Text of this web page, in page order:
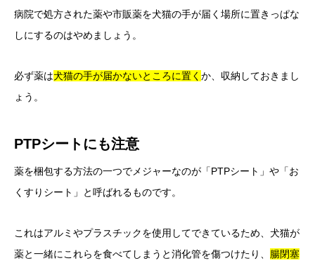
病院で処方された薬や市販薬を犬猫の手が届く場所に置きっぱな
しにするのはやめましょう。
必ず薬は犬猫の手が届かないところに置く か、収納しておきまし
ょう。
PTPシートにも注意
薬を梱包する方法の一つでメジャーなのが「PTPシート」や「お
くすりシート」と呼ばれるものです。
これはアルミやプラスチックを使用してできているため、犬猫が
薬と一緒にこれらを食べてしまうと消化管を傷つけたり、 腸閉塞